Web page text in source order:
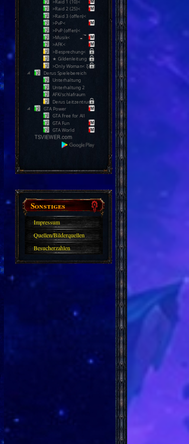
>Raid 1 (10)<
>Raid 2 (25)<
>Raid 3 (offen)<
>PvP<
>PvP (offen)<
>Musik<
>AFK<
>Besprechung<
★ Gildenleitung ★
>Only Woman< Ƹ̵̡Ӝ̵̨̄Ʒ
Derus Spielebereich
Unterhaltung
Unterhaltung 2
AFK/schlafraum
Derus Leitzentrum
GTA Power
GTA Free for All
GTA Fun
GTA World
Sonstiges
Impressum
Quellen/Bilderquellen
Besucherzahlen